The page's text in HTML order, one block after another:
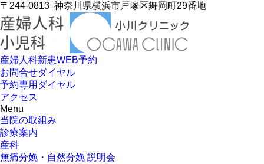
〒244-0813 神奈川県横浜市戸塚区舞岡町29番地
産婦人科新患WEB予約
お問合せダイヤル
予約専用ダイヤル
アクセス
Menu
当院の取組み
診療案内
産科
無痛分娩・自然分娩 説明会